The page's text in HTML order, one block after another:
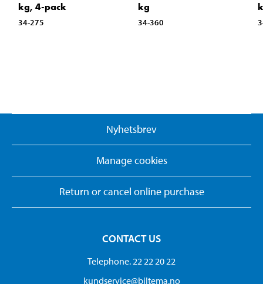
kg, 4-pack
34-275
kg
34-360
Nyhetsbrev
Manage cookies
Return or cancel online purchase
CONTACT US
Telephone. 22 22 20 22
kundservice@biltema.no